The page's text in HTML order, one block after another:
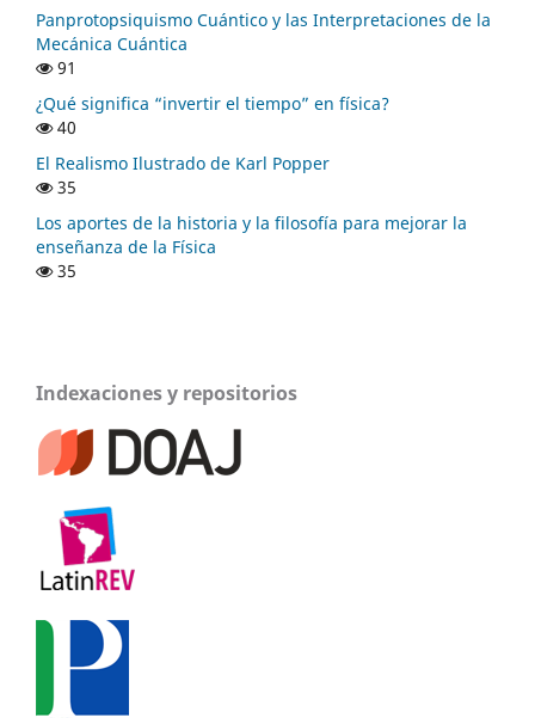
Panprotopsiquismo Cuántico y las Interpretaciones de la
Mecánica Cuántica
91
¿Qué significa “invertir el tiempo” en física?
40
El Realismo Ilustrado de Karl Popper
35
Los aportes de la historia y la filosofía para mejorar la
enseñanza de la Física
35
Indexaciones y repositorios